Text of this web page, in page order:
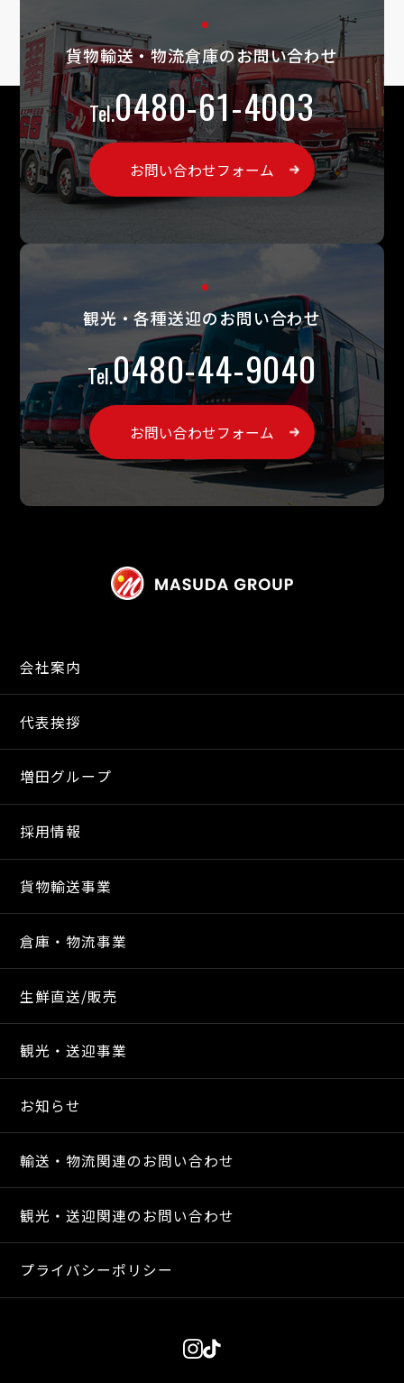
貨物輸送・物流倉庫のお問い合わせ
0480-61-4003
お問い合わせフォーム
観光・各種送迎のお問い合わせ
0480-44-9040
お問い合わせフォーム
会社案内
代表挨拶
増田グループ
採用情報
貨物輸送事業
倉庫・物流事業
生鮮直送/販売
観光・送迎事業
お知らせ
輸送・物流関連のお問い合わせ
観光・送迎関連のお問い合わせ
プライバシーポリシー